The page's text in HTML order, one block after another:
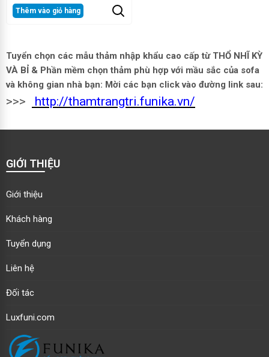
Thêm vào giỏ hàng
Tuyển chọn các mẫu thảm nhập khẩu cao cấp từ THỔ NHĨ KỲ
VÀ BỈ & Phần mềm chọn thảm phù hợp với mầu sắc của sofa
và không gian nhà bạn: Mời các bạn click vào đường link sau:
>>> http://thamtrangtri.funika.vn/
GIỚI THIỆU
Giới thiệu
Khách hàng
Tuyển dụng
Liên hệ
Đối tác
Luxfuni.com